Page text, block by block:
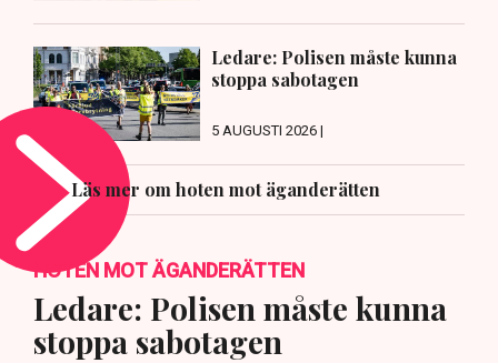
Ledare: Polisen måste kunna
stoppa sabotagen
5 AUGUSTI 2026 |
Läs mer om hoten mot äganderätten
HOTEN MOT ÄGANDERÄTTEN
Ledare: Polisen måste kunna
stoppa sabotagen